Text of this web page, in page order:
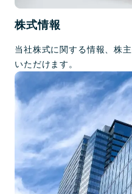
株式情報
当社株式に関する情報、株
いただけます。